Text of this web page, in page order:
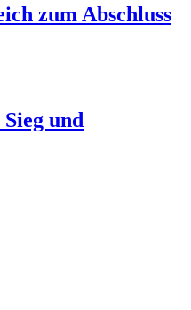
zum Abschluss
und